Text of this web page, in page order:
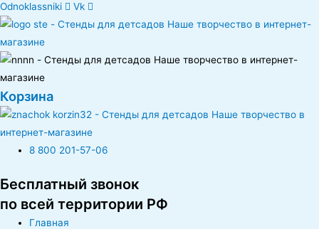
Odnoklassniki Vk
Корзина
8 800 201-57-06
Бесплатный звонок
по всей территории РФ
Главная